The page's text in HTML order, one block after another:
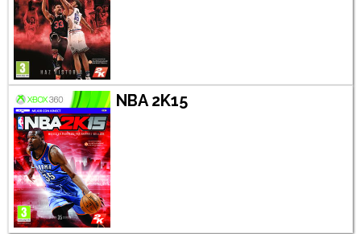
NBA 2K15